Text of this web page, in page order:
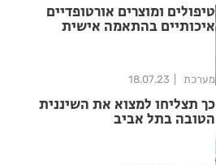
טיפולים ומוצרים אורטופדיים
איכותיים בהתאמה אישית
מערכת 18.07.23
כך תצליחו למצוא את השיננית
הטובה בתל אביב